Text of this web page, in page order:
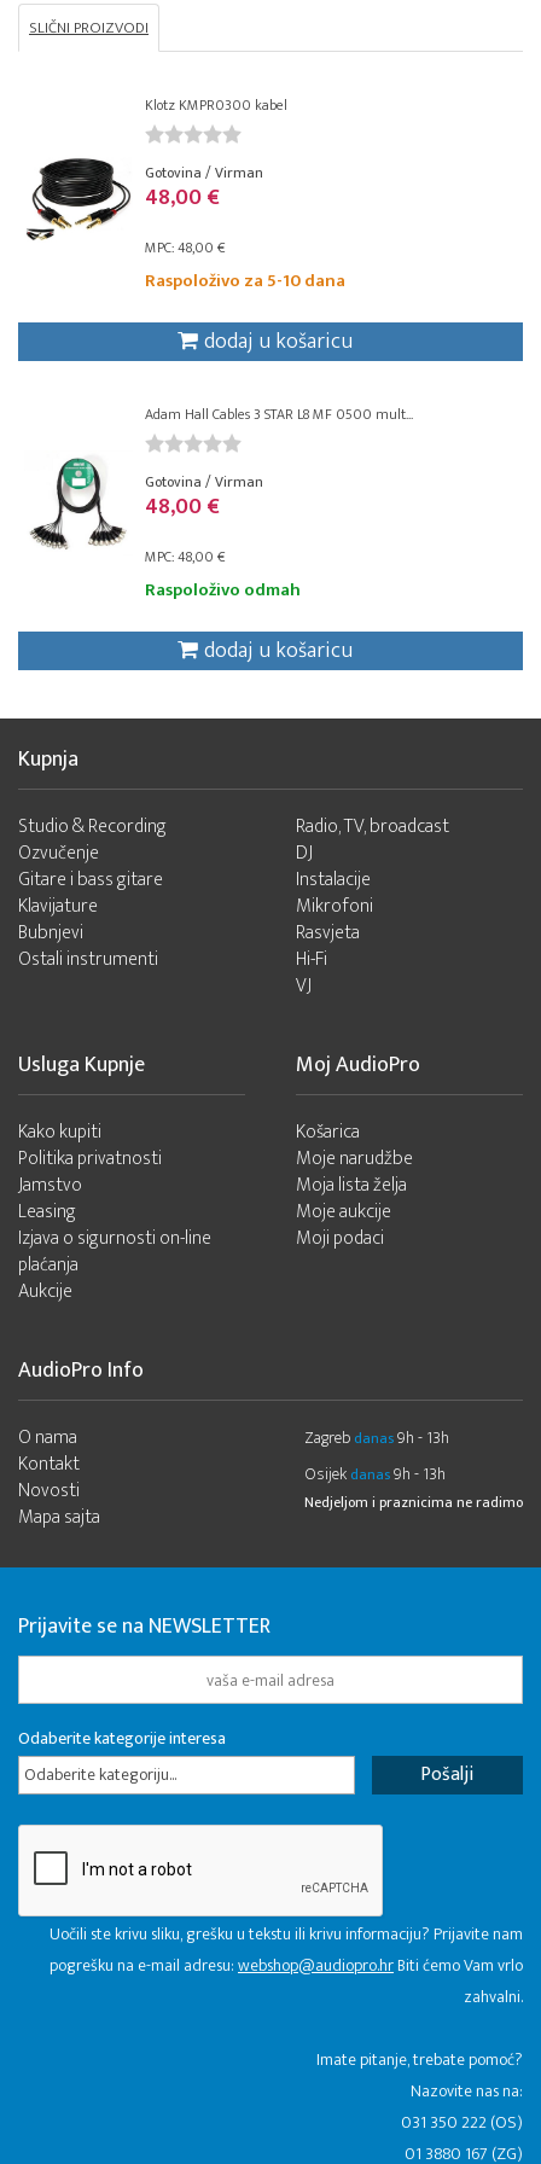
SLIČNI PROIZVODI
Klotz KMPR0300 kabel
Gotovina / Virman
48,00 €
MPC: 48,00 €
Raspoloživo za 5-10 dana
dodaj u košaricu
Adam Hall Cables 3 STAR L8 MF 0500 mult...
Gotovina / Virman
48,00 €
MPC: 48,00 €
Raspoloživo odmah
dodaj u košaricu
Kupnja
Studio & Recording
Ozvučenje
Gitare i bass gitare
Klavijature
Bubnjevi
Ostali instrumenti
Radio, TV, broadcast
DJ
Instalacije
Mikrofoni
Rasvjeta
Hi-Fi
VJ
Usluga Kupnje
Kako kupiti
Politika privatnosti
Jamstvo
Leasing
Izjava o sigurnosti on-line
plaćanja
Aukcije
Moj AudioPro
Košarica
Moje narudžbe
Moja lista želja
Moje aukcije
Moji podaci
AudioPro Info
O nama
Kontakt
Novosti
Mapa sajta
Zagreb danas9h - 13h
Osijek danas9h - 13h
Nedjeljom i praznicima ne radimo
Prijavite se na NEWSLETTER
Odaberite kategorije interesa
Odaberite kategoriju...
Uočili ste krivu sliku, grešku u tekstu ili krivu informaciju? Prijavite nam
pogrešku na e-mail adresu:webshop@audiopro.hrBiti ćemo Vam vrlo
zahvalni.
​Imate pitanje, trebate pomoć?
Nazovite nas na:
031 350 222 (OS)
01 3880 167 (ZG)